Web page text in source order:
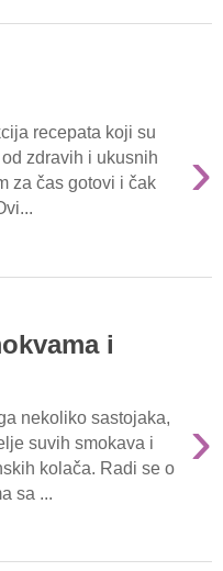
›
recepata koji su
zdravih i ukusnih
za čas gotovi i čak
i
›
nekoliko sastojaka,
suvih smokava i
kolača. Radi se o
sa ...